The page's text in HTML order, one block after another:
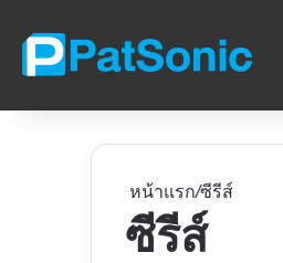
หน้าแรก/ซีรีส์
ซีรีส์